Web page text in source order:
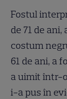
Fostul
de 71 de
costum
61 de ani, a
a uimit într-
i-a pus în